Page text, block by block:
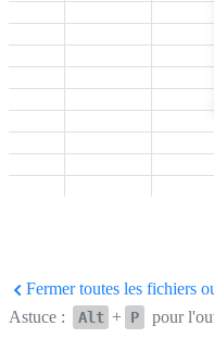
Fermer toutes les fichiers
Astuce :
Alt + P pour